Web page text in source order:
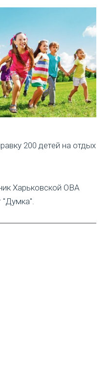
200 детей на отдых
Харьковской ОВА
"Думка".